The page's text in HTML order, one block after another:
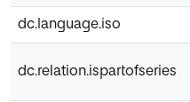
dc.language.iso
dc.relation.ispartofseries